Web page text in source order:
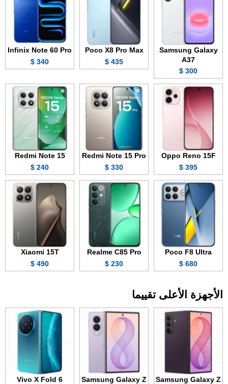
Samsung Galaxy
A37
300 $
Poco X8 Pro Max
435 $
Infinix Note 60 Pro
340 $
Oppo Reno 15F
395 $
Redmi Note 15 Pro
330 $
Redmi Note 15
240 $
Poco F8 Ultra
680 $
Realme C85 Pro
230 $
Xiaomi 15T
490 $
الأجهزة الأعلى تقييما
Samsung Galaxy Z
Samsung Galaxy Z
Vivo X Fold 6